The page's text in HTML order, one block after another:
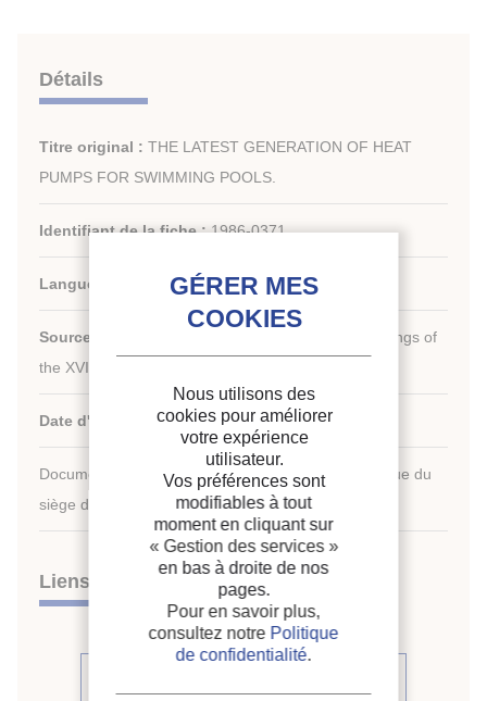
Détails
Titre original : THE LATEST GENERATION OF HEAT
PUMPS FOR SWIMMING POOLS.
Identifiant de la fiche :1986-0371
Langues :
Source :
[Refrigeration serving humanity]. Proceedings of
the XVI
Date d'édition : 07/08/1983
Document disponible en consultation à la bibliothèque du
siège de l'IIF uniquement.
Liens
Nous utilisons des
cookies pour améliorer
votre expérience
utilisateur.
Vos préférences sont
modifiables à tout
moment en cliquant sur
« Gestion des services »
en bas à droite de nos
pages.
Pour en savoir plus,
consultez notre Politique
de confidentialité.